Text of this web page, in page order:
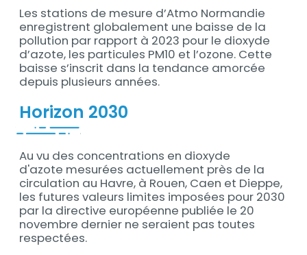
Les stations de mesure d’Atmo Normandie
enregistrent globalement une baisse de la
pollution par rapport à 2023 pour le dioxyde
d’azote, les particules PM10 et l’ozone. Cette
baisse s’inscrit dans la tendance amorcée
depuis plusieurs années.
Horizon 2030
Au vu des concentrations en dioxyde
d'azote mesurées actuellement près de la
circulation au Havre, à Rouen, Caen et Dieppe,
les futures valeurs limites imposées pour 2030
par la directive européenne publiée le 20
novembre dernier ne seraient pas toutes
respectées.